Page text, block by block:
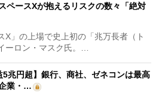
ペースXが抱えるリスクの数々「絶対
」の上場で史上初の「兆万長者（ト
ーロン・マスク氏。…
5兆円超】銀行、商社、ゼネコンは最高
業・…